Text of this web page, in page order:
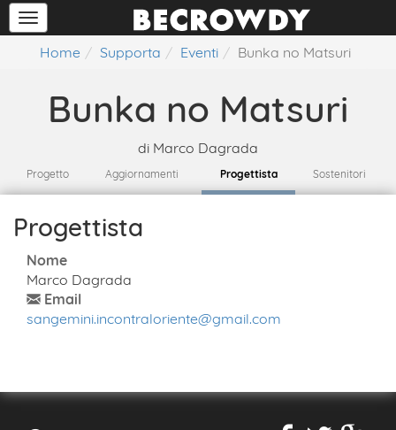
Home Supporta Eventi Bunka no Matsuri
Bunka no Matsuri
di Marco Dagrada
Progetto Aggiornamenti Progettista Sostenitori
Progettista
Nome
Marco Dagrada
Email
sangemini.incontraloriente@gmail.com